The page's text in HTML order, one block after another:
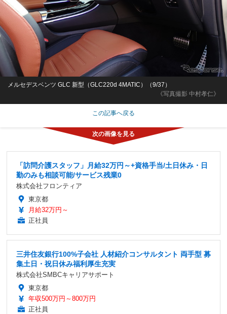
《写真撮影 中村孝仁》
メルセデスベンツ GLC 新型（GLC220d 4MATIC）（9/37）
この記事へ戻る
「訪問介護スタッフ」月給32万円～+資格手当/土日休み・日
勤のみも相談可能/サービス残業0
株式会社フロンティア
東京都
月給32万円～
正社員
三井住友銀行100%子会社 人材紹介コンサルタント 両手型 募
集土日・祝日休み福利厚生充実
株式会社SMBCキャリアサポート
東京都
年収500万円～800万円
正社員